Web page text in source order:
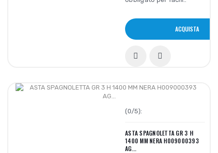
ACQUISTA
(0/5):
ASTA SPAGNOLETTA GR 3 H
1400 MM NERA H009000393
AG...